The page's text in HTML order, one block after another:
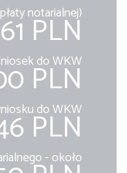
notarialnej)
PLN
do WKW
PLN
do WKW
PLN
- około